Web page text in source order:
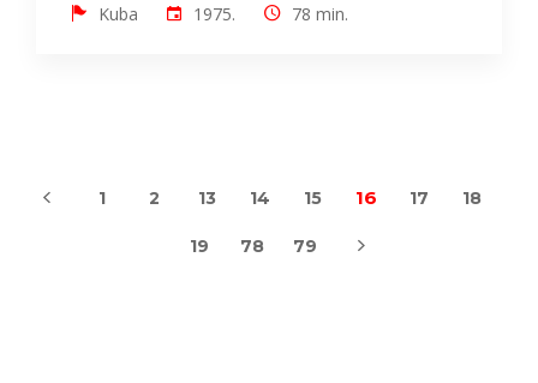
Kuba 1975. 78 min.
1 2 13 14 15 16 17 18
19 78 79